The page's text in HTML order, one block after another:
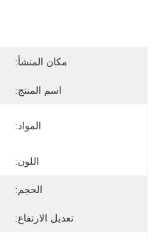
مكان المنشأ:
اسم المنتج:
المواد:
اللون:
الحجم:
تعديل الارتفاع: